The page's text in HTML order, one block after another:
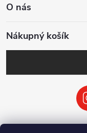
O nás
Nákupný košík